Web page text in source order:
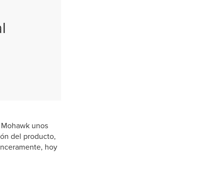
unos
del producto,
hoy